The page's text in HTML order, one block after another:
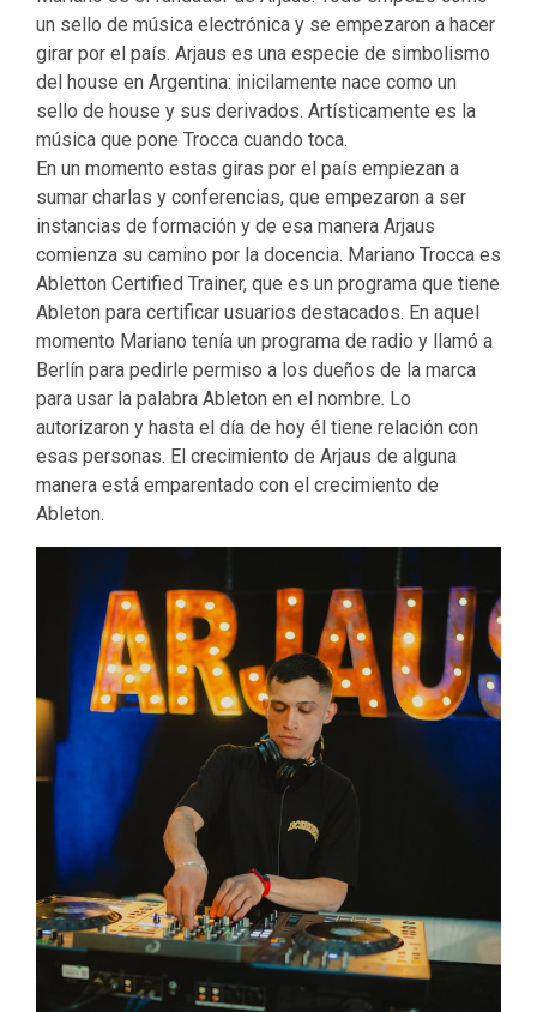
un sello de música electrónica y se empezaron a hacer
girar por el país. Arjaus es una especie de simbolismo
del house en Argentina: inicilamente nace como un
sello de house y sus derivados. Artísticamente es la
música que pone Trocca cuando toca.
En un momento estas giras por el país empiezan a
sumar charlas y conferencias, que empezaron a ser
instancias de formación y de esa manera Arjaus
comienza su camino por la docencia. Mariano Trocca es
Abletton Certified Trainer, que es un programa que tiene
Ableton para certificar usuarios destacados. En aquel
momento Mariano tenía un programa de radio y llamó a
Berlín para pedirle permiso a los dueños de la marca
para usar la palabra Ableton en el nombre. Lo
autorizaron y hasta el día de hoy él tiene relación con
esas personas. El crecimiento de Arjaus de alguna
manera está emparentado con el crecimiento de
Ableton.